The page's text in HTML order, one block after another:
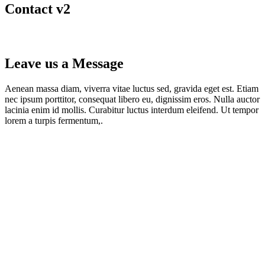
Contact v2
Leave us a Message
Aenean massa diam, viverra vitae luctus sed, gravida eget est. Etiam
nec ipsum porttitor, consequat libero eu, dignissim eros. Nulla auctor
lacinia enim id mollis. Curabitur luctus interdum eleifend. Ut tempor
lorem a turpis fermentum,.